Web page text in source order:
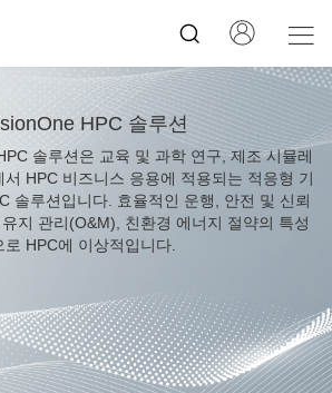
HPC 솔루션
솔루션은 교육 및 과학 연구, 제조 시뮬레
HPC 비즈니스 응용에 적용되는 적응형 기
솔루션입니다. 효율적인 운행, 안전 및 신뢰
지 관리(O&M), 친환경 에너지 절약의 특성
로 HPC에 이상적입니다.